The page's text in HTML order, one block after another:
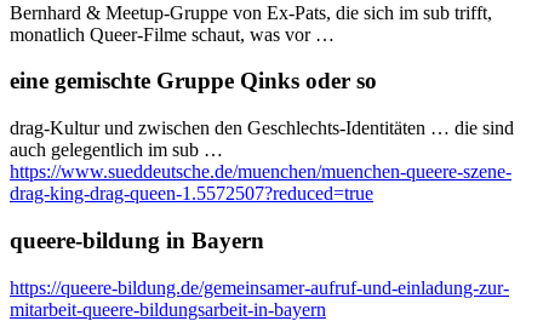
Bernhard & Meetup-Gruppe von Ex-Pats, die sich im sub trifft,
monatlich Queer-Filme schaut, was vor …
eine gemischte Gruppe Qinks oder so
drag-Kultur und zwischen den Geschlechts-Identitäten … die sind
auch gelegentlich im sub …
https://www.sueddeutsche.de/muenchen/muenchen-queere-szene-
drag-king-drag-queen-1.5572507?reduced=true
queere-bildung in Bayern
https://queere-bildung.de/gemeinsamer-aufruf-und-einladung-zur-
mitarbeit-queere-bildungsarbeit-in-bayern